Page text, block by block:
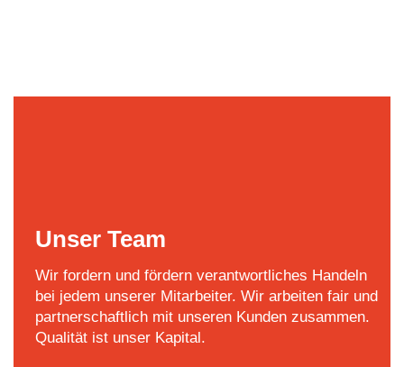
Unser Team
Wir fordern und fördern verantwortliches Handeln
bei jedem unserer Mitarbeiter. Wir arbeiten fair und
partnerschaftlich mit unseren Kunden zusammen.
Qualität ist unser Kapital.